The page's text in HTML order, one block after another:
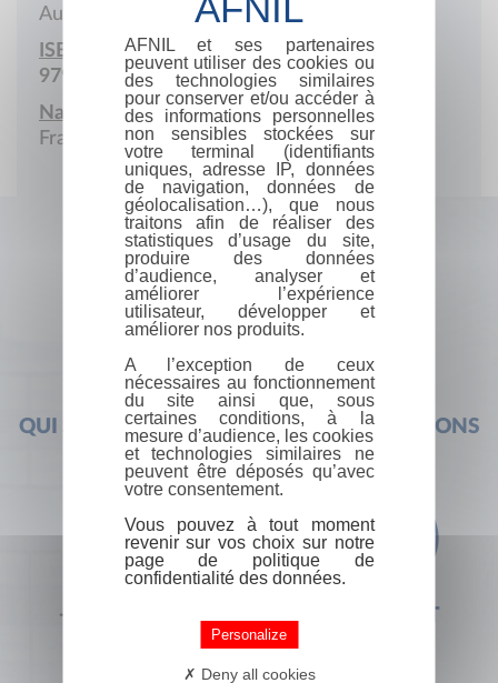
Auto-édition
ISBN :
979-10-976987
Nationalité :
France
QUI SOMMES-NOUS ? FOIRE AUX QUESTIONS
+33 (0) 1 44 41 29 19 CONTACT
AFNIL et ses partenaires
peuvent utiliser des cookies ou
des technologies similaires
pour conserver et/ou accéder à
des informations personnelles
non sensibles stockées sur
votre terminal (identifiants
uniques, adresse IP, données
de navigation, données de
géolocalisation…), que nous
traitons afin de réaliser des
statistiques d’usage du site,
produire des données
d’audience, analyser et
améliorer l’expérience
utilisateur, développer et
améliorer nos produits.
A l’exception de ceux
nécessaires au fonctionnement
du site ainsi que, sous
certaines conditions, à la
mesure d’audience, les cookies
et technologies similaires ne
peuvent être déposés qu’avec
votre consentement.
Vous pouvez à tout moment
revenir sur vos choix sur notre
page de politique de
confidentialité des données.
Personalize
Deny all cookies